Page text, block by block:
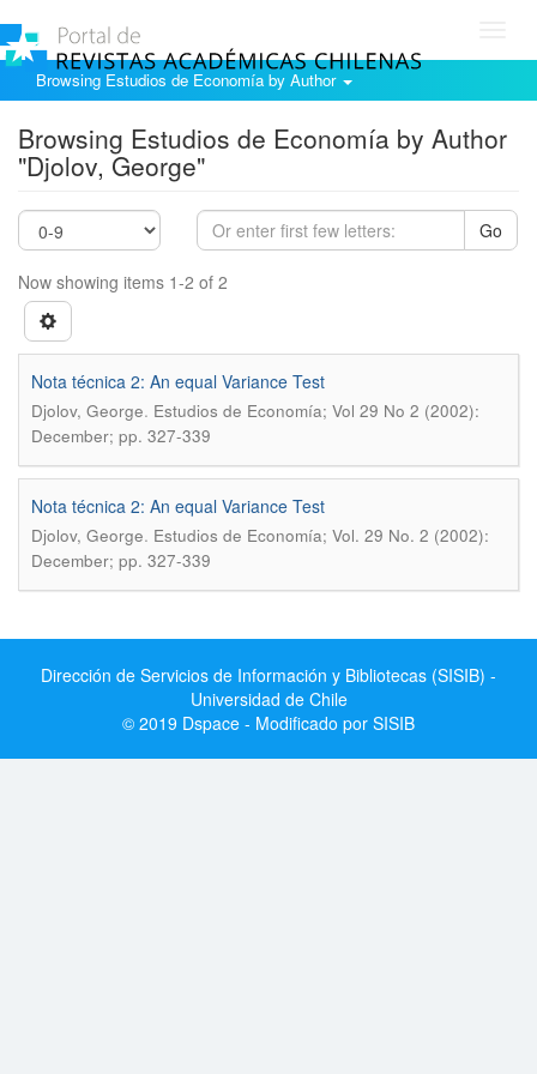
Browsing Estudios de Economía by Author
Browsing Estudios de Economía by Author
"Djolov, George"
Go
Now showing items 1-2 of 2
Nota técnica 2: An equal Variance Test
Djolov, George. Estudios de Economía; Vol 29 No 2 (2002):
December; pp. 327-339
Nota técnica 2: An equal Variance Test
Djolov, George. Estudios de Economía; Vol. 29 No. 2 (2002):
December; pp. 327-339
Dirección de Servicios de Información y Bibliotecas (SISIB) -
Universidad de Chile
© 2019 Dspace - Modificado por SISIB